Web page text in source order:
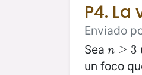
P4.
Enviado
Sea n ≥ 3
n≥3
un foco